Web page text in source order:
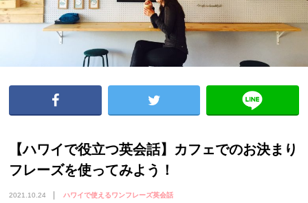
【ハワイで役立つ英会話】カフェでのお決まり
フレーズを使ってみよう！
2021.10.24 ハワイで使えるワンフレーズ英会話